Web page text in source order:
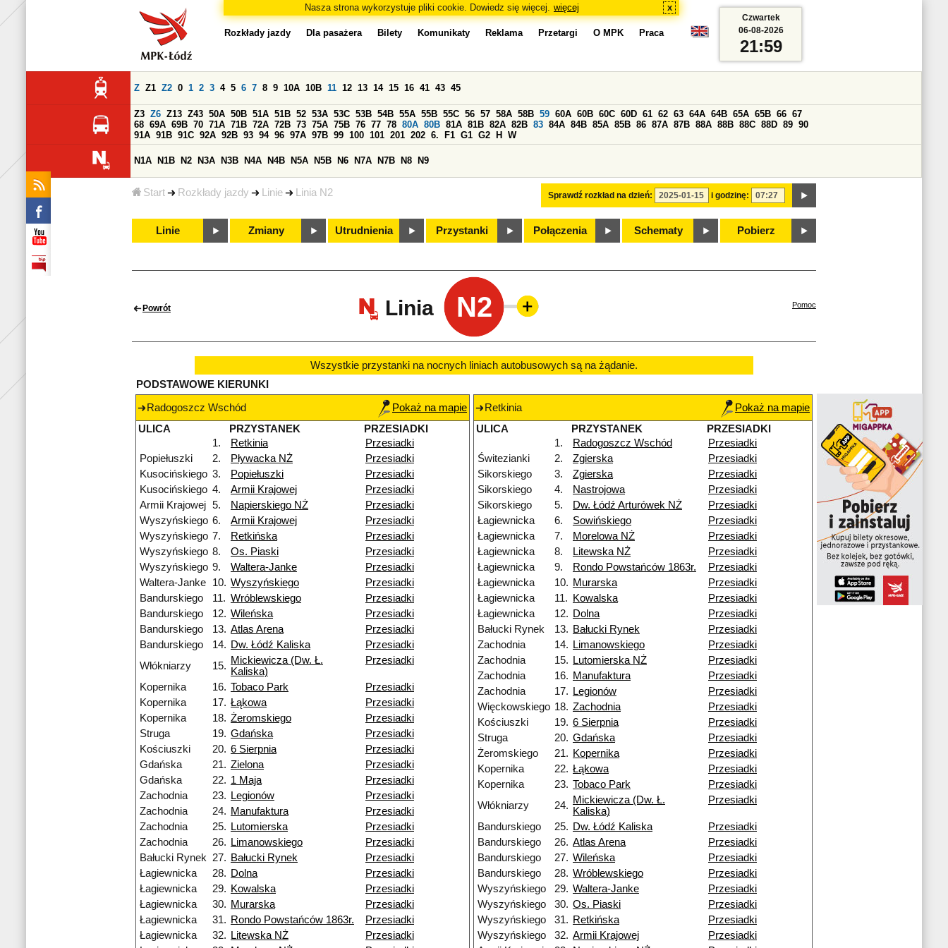
Nasza strona wykorzystuje pliki cookie. Dowiedz się więcej. więcej x
Start Rozkłady jazdy Linie Linia N2
Rozkłady jazdy Dla pasażera Bilety Komunikaty Reklama Przetargi O MPK Praca
Sprawdź rozkład na dzień: i godzinę:
Z Z1 Z2 0 1 2 3 4 5 6 7 8 9 10A 10B 11 12 13 14 15 16 41 43 45
Z3 Z6 Z13 Z43 50A 50B 51A 51B 52 53A 53C 53B 54B 55A 55B 55C 56 57 58A 58B 59 60A 60B 60C 60D 61 62 63 64A 64B 65A 65B 66 67
68 69A 69B 70 71A 71B 72A 72B 73 75A 75B 76 77 78 80A 80B 81A 81B 82A 82B 83 84A 84B 85A 85B 86 87A 87B 88A 88B 88C 88D 89 90
91A 91B 91C 92A 92B 93 94 96 97A 97B 99 100 101 201 202 6. F1 G1 G2 H W
N1A N1B N2 N3A N3B N4A N4B N5A N5B N6 N7A N7B N8 N9
Linie Zmiany Utrudnienia Przystanki Połączenia Schematy Pobierz
Czwartek
06-08-2026
21:59
Powrót Linia N2 Pomoc
Wszystkie przystanki na nocnych liniach autobusowych są na żądanie.
PODSTAWOWE KIERUNKI
Radogoszcz Wschód
Pokaż na mapie
ULICA
PRZYSTANEK
PRZESIADKI
1.
Retkinia
Przesiadki
Popiełuszki
2. Pływacka NŻ
Przesiadki
Kusocińskiego 3. Popiełuszki
Przesiadki
Kusocińskiego 4. Armii Krajowej
Przesiadki
Armii Krajowej 5. Napierskiego NŻ
Przesiadki
Wyszyńskiego 6. Armii Krajowej
Przesiadki
Wyszyńskiego 7. Retkińska
Przesiadki
Wyszyńskiego 8. Os. Piaski
Przesiadki
Wyszyńskiego 9. Waltera-Janke
Przesiadki
Waltera-Janke
10. Wyszyńskiego
Przesiadki
Bandurskiego
11. Wróblewskiego
Przesiadki
Bandurskiego
12. Wileńska
Przesiadki
Bandurskiego
13. Atlas Arena
Przesiadki
Bandurskiego
14. Dw. Łódź Kaliska
Przesiadki
Włókniarzy
15. Mickiewicza (Dw. Ł.
Kaliska)
Przesiadki
Kopernika 16. Tobaco Park
Przesiadki
Kopernika
17. Łąkowa
Przesiadki
Kopernika
18. Żeromskiego
Przesiadki
Struga
19. Gdańska
Przesiadki
Kościuszki
20. 6 Sierpnia
Przesiadki
Gdańska
21. Zielona
Przesiadki
Gdańska
22. 1 Maja
Przesiadki
Zachodnia
23. Legionów
Przesiadki
Zachodnia
24. Manufaktura
Przesiadki
Zachodnia
25. Lutomierska
Przesiadki
Zachodnia
26. Limanowskiego
Przesiadki
Bałucki Rynek
27. Bałucki Rynek
Przesiadki
Łagiewnicka
28. Dolna
Przesiadki
Łagiewnicka
29. Kowalska
Przesiadki
Łagiewnicka
30. Murarska
Przesiadki
Łagiewnicka
31. Rondo Powstańców 1863r.
Przesiadki
Łagiewnicka
32. Litewska NŻ
Przesiadki
Retkinia
Pokaż na mapie
ULICA
PRZYSTANEK
PRZESIADKI
1.
Radogoszcz Wschód
Przesiadki
Świtezianki
2. Zgierska
Przesiadki
Sikorskiego
3. Zgierska
Przesiadki
Sikorskiego
4. Nastrojowa
Przesiadki
Sikorskiego
5. Dw. Łódź Arturówek NŻ
Przesiadki
Łagiewnicka
6. Sowińskiego
Przesiadki
Łagiewnicka
7. Morelowa NŻ
Przesiadki
Łagiewnicka
8. Litewska NŻ
Przesiadki
Łagiewnicka
9. Rondo Powstańców 1863r.
Przesiadki
Łagiewnicka
10. Murarska
Przesiadki
Łagiewnicka
11. Kowalska
Przesiadki
Łagiewnicka
12. Dolna
Przesiadki
Bałucki Rynek
13. Bałucki Rynek
Przesiadki
Zachodnia
14. Limanowskiego
Przesiadki
Zachodnia
15. Lutomierska NŻ
Przesiadki
Zachodnia
16. Manufaktura
Przesiadki
Zachodnia
17. Legionów
Przesiadki
Więckowskiego 18. Zachodnia
Przesiadki
Kościuszki
19. 6 Sierpnia
Przesiadki
Struga
20. Gdańska
Przesiadki
Żeromskiego
21. Kopernika
Przesiadki
Kopernika
22. Łąkowa
Przesiadki
Kopernika
23. Tobaco Park
Przesiadki
Włókniarzy
24. Mickiewicza (Dw. Ł.
Kaliska)
Przesiadki
Bandurskiego 25. Dw. Łódź Kaliska
Przesiadki
Bandurskiego
26. Atlas Arena
Przesiadki
Bandurskiego
27. Wileńska
Przesiadki
Bandurskiego
28. Wróblewskiego
Przesiadki
Wyszyńskiego
29. Waltera-Janke
Przesiadki
Wyszyńskiego
30. Os. Piaski
Przesiadki
Wyszyńskiego
31. Retkińska
Przesiadki
Wyszyńskiego
32. Armii Krajowej
Przesiadki